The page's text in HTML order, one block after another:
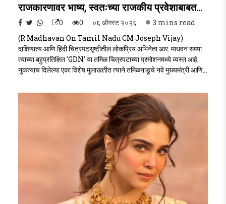
राजकारणावर भाष्य, स्वतःच्या राजकीय प्रवेशाबाबत...
0 0 ०६ ऑगस्ट २०२६
3 mins read
(R Madhavan On Tamil Nadu CM Joseph Vijay)
दाक्षिणात्य आणि हिंदी चित्रपटसृष्टीतील लोकप्रिय अभिनेता आर. माधवन सध्या
त्याच्या बहुप्रतिक्षित 'GDN' या तमिळ चित्रपटाच्या प्रमोशनमध्ये व्यस्त आहे.
नुकत्याच दिलेल्या एका विशेष मुलाखतीत त्याने तमिळनाडूचे नवे मुख्यमंत्री आणि
बदलांवर मोकळेपणाने भाष्य केले. "माझा मित्र राज्याचा मुख्यमंत्री झाल्याचा मला
अत्यंत अभिमान आहे," असे सांगत माधवनने स्वतः राजकारणात प्रवेश करणार की